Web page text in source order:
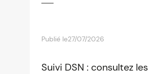
Publié le27/07/2026
Suivi DSN : consultez les